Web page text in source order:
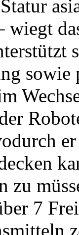
wiegt
sowie
zu
7